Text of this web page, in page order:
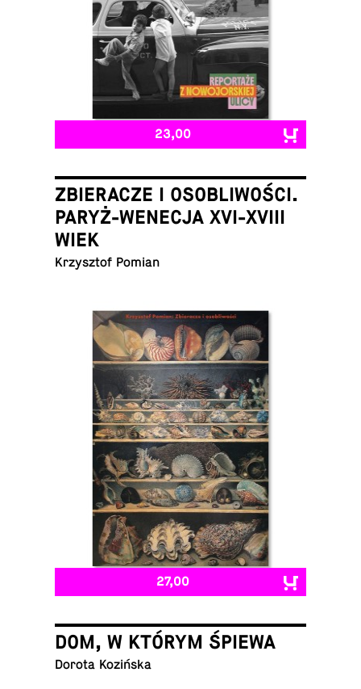
23,00
ZBIERACZE I OSOBLIWOŚCI.
PARYŻ-WENECJA XVI-XVIII
WIEK
Krzysztof Pomian
27,00
DOM, W KTÓRYM ŚPIEWA
Dorota Kozińska